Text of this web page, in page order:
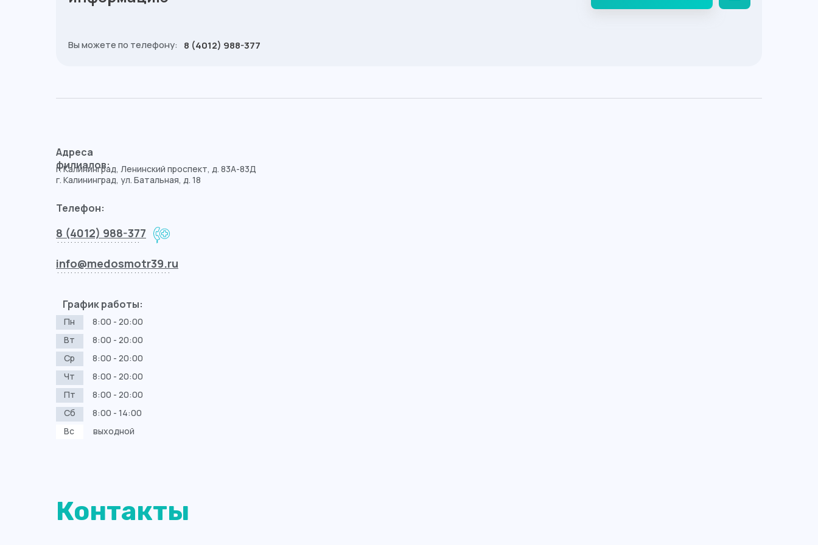
Вы можете по телефону: 8 (4012) 988-377
г. Калининград, Ленинский проспект, д. 83А-83Д
г. Калининград, ул. Батальная, д. 18
.........................
8 (4012) 988-377
Адреса
филиалов:
Телефон:
График работы:
Вт
Ср
Чт
Пт
Сб
Вс
8:00 - 20:00
8:00 - 20:00
Пн 8:00 - 20:00
8:00 - 20:00
8:00 - 20:00
выходной
8:00 - 14:00
..................................
info@medosmotr39.ru
Контакты